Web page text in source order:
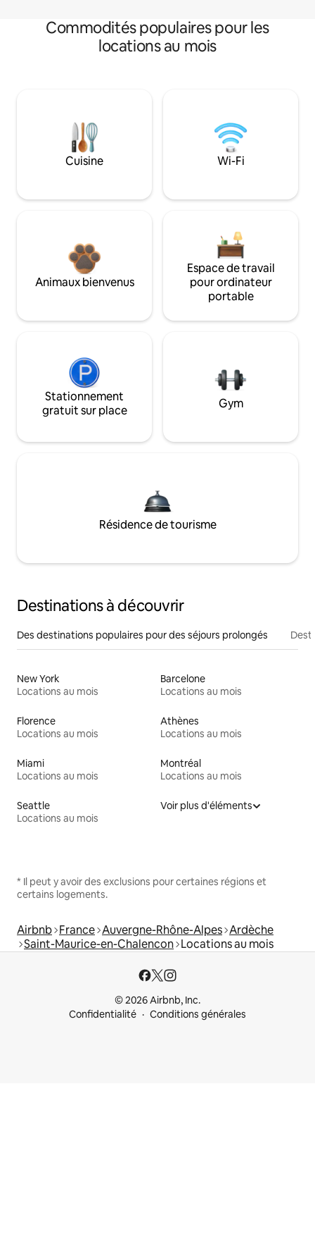
Commodités populaires pour les
locations au mois
Cuisine Wi-Fi
Animaux bienvenus
Espace de travail
pour ordinateur
portable
Stationnement
gratuit sur place
Gym
Résidence de tourisme
Destinations à découvrir
Des destinations populaires pour des séjours prolongés
New York
Locations au mois
Barcelone
Locations au mois
Florence
Locations au mois
Athènes
Locations au mois
Miami
Locations au mois
Montréal
Locations au mois
Seattle
Locations au mois
Voir plus d'éléments
* Il peut y avoir des exclusions pour certaines régions et
certains logements.
Airbnb France Auvergne-Rhône-Alpes Ardèche
Saint-Maurice-en-Chalencon Locations au mois
© 2026 Airbnb, Inc.
Confidentialité
Conditions générales